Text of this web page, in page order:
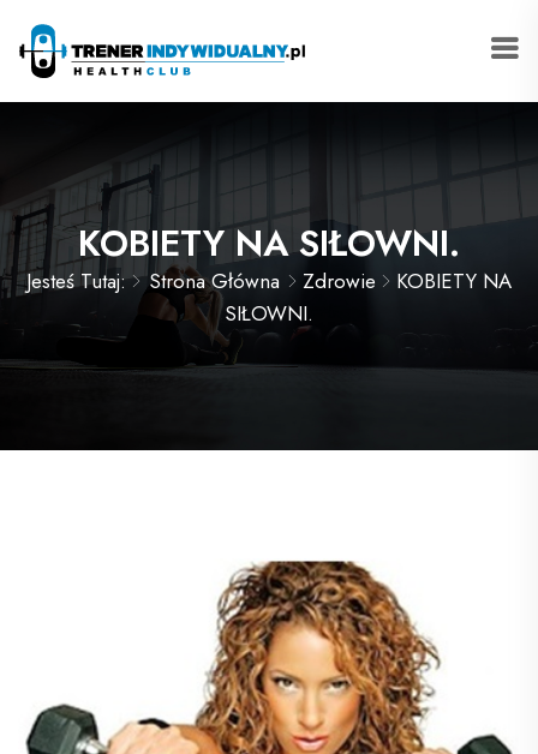
KOBIETY NA SIŁOWNI.
Jesteś Tutaj: Strona Główna Zdrowie
KOBIETY NA
SIŁOWNI.